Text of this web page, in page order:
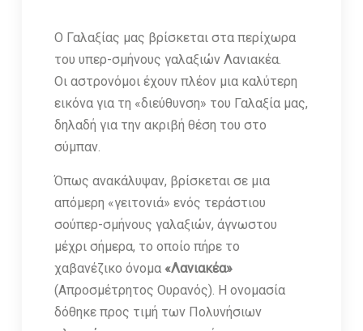
O Γαλαξίας μας βρίσκεται στα περίχωρα
του υπερ-σμήνους γαλαξιών Λανιακέα.
Οι αστρονόμοι έχουν πλέον μια καλύτερη
εικόνα για τη «διεύθυνση» του Γαλαξία μας,
δηλαδή για την ακριβή θέση του στο
σύμπαν.
Όπως ανακάλυψαν, βρίσκεται σε μια
απόμερη «γειτονιά» ενός τεράστιου
σούπερ-σμήνους γαλαξιών, άγνωστου
μέχρι σήμερα, το οποίο πήρε το
χαβανέζικο όνομα «Λανιακέα»
(Απροσμέτρητος Ουρανός). Η ονομασία
δόθηκε προς τιμή των Πολυνήσιων